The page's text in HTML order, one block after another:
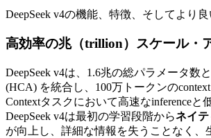
DeepSeek v4の機能、特徴、そしてより
高効率の兆（trillion）スケール・
DeepSeek v4は、1.6兆の総パラメータ数
(HCA) を統合し、100万トークンの
Contextタスクにおいて高速なinference
DeepSeek v4は最初の学習段階からネイ
が向上し、詳細な情報を失うことなく